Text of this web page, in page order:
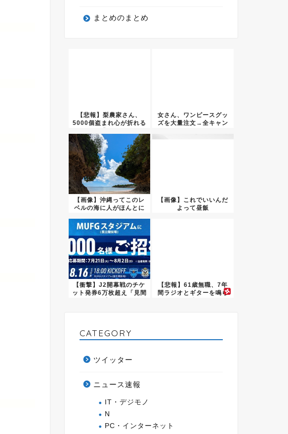
まとめのまとめ
【悲報】梨農家さん、
5000個盗まれ心が折れる
女さん、ワンピースグッ
ズを大量注文→全キャン
【画像】沖縄ってこのレ
ベルの海に人がほんとに
【画像】これでいいんだ
よって昼飯
【衝撃】J2開幕戦のチケ
ット発券6万枚超え「見間
【悲報】61歳無職、7年
間ラジオとギターを鳴ら
CATEGORY
ツイッター
ニュース速報
IT・デジモノ
N
PC・インターネット